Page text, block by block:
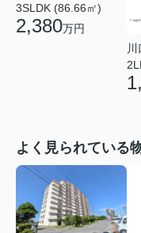
3SLDK (86.66㎡)
2,380万円
よく見られている